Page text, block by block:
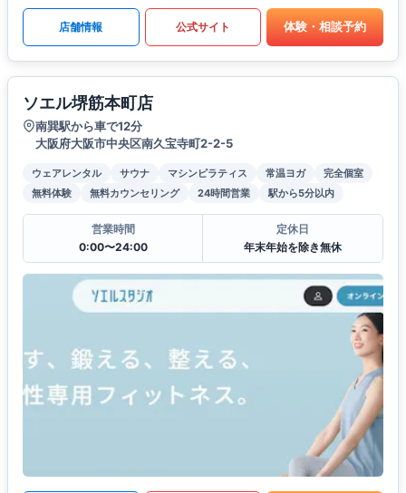
店舗情報 公式サイト 体験・相談予約
ソエル堺筋本町店
南巽駅から車で12分
大阪府大阪市中央区南久宝寺町2-2-5
ウェアレンタル サウナ マシンピラティス 常温ヨガ
完全個室
無料体験
無料カウンセリング 24時間営業 駅から5分以内
営業時間
0:00〜24:00
定休日
年末年始を除き無休